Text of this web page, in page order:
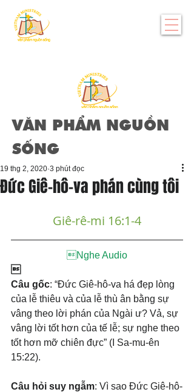
VĂN PHẨM NGUỒN
SỐNG
Đức Giê-hô-va phán cùng tôi
19 thg 2, 2020 3 phút đọc
Giê-rê-mi 16:1-4
Nghe Audio

Câu gốc: “Đức Giê-hô-va há đẹp lòng
của lễ thiêu và của lễ thù ân bằng sự
vâng theo lời phán của Ngài ư? Vả, sự
vâng lời tốt hơn của tế lễ; sự nghe theo
tốt hơn mỡ chiên đực” (I Sa-mu-ên
15:22).
Câu hỏi suy ngẫm: Vì sao Đức Giê-hô-